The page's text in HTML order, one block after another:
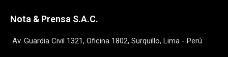
Nota & Prensa S.A.C.
Av. Guardia Civil 1321, Oficina 1802, Surquillo, Lima - Perú